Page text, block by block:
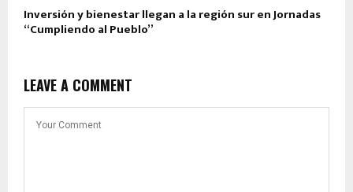
Inversión y bienestar llegan a la región sur en Jornadas
“Cumpliendo al Pueblo”
LEAVE A COMMENT